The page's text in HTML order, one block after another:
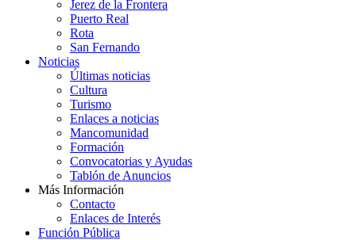
Jerez de la Frontera
Puerto Real
Rota
San Fernando
Noticias
Últimas noticias
Cultura
Turismo
Enlaces a noticias
Mancomunidad
Formación
Convocatorias y Ayudas
Tablón de Anuncios
Más Información
Contacto
Enlaces de Interés
Función Pública